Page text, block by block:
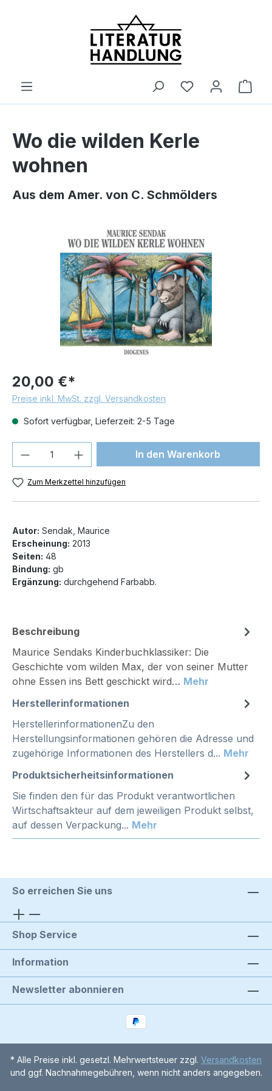
Wo die wilden Kerle
wohnen
Aus dem Amer. von C. Schmölders
Bildergalerie überspringen
20,00 €*
Preise inkl. MwSt. zzgl. Versandkosten
Sofort verfügbar, Lieferzeit: 2-5 Tage
Produkt Anzahl: Gib denIn den Warenkorb
Zum Merkzettel hinzufügen
Autor: Sendak, Maurice
Erscheinung: 2013
Seiten: 48
Bindung: gb
Ergänzung: durchgehend Farbabb.
Beschreibung
Maurice Sendaks Kinderbuchklassiker: Die
Geschichte vom wilden Max, der von seiner Mutter
ohne Essen ins Bett geschickt wird… Mehr
Herstellerinformationen
HerstellerinformationenZu den
Herstellungsinformationen gehören die Adresse und
zugehörige Informationen des Herstellers d... Mehr
Produktsicherheitsinformationen
Sie finden den für das Produkt verantwortlichen
Wirtschaftsakteur auf dem jeweiligen Produkt selbst,
auf dessen Verpackung... Mehr
So erreichen Sie uns
Shop Service
Information
Newsletter abonnieren
* Alle Preise inkl. gesetzl. Mehrwertsteuer zzgl. Versandkosten
und ggf. Nachnahmegebühren, wenn nicht anders angegeben.